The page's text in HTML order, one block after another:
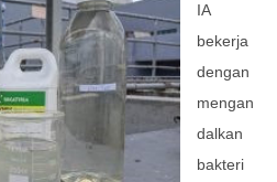
IA
bekerja
dengan
mengan
dalkan
bakteri